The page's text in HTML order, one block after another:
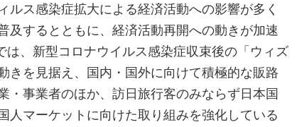
ルス感染症拡大による経済活動への影響が多く
及するとともに、経済活動再開への動きが加速
は、新型コロナウイルス感染症収束後の「ウィズ
きを見据え、国内・国外に向けて積極的な販路
・事業者のほか、訪日旅行客のみならず日本国
人マーケットに向けた取り組みを強化している